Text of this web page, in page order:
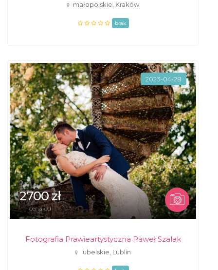
małopolskie, Kraków
brak
2023-04-28
2700 zł
cena od
Fotografia Prawieartystyczna Paweł Szalak
lubelskie, Lublin